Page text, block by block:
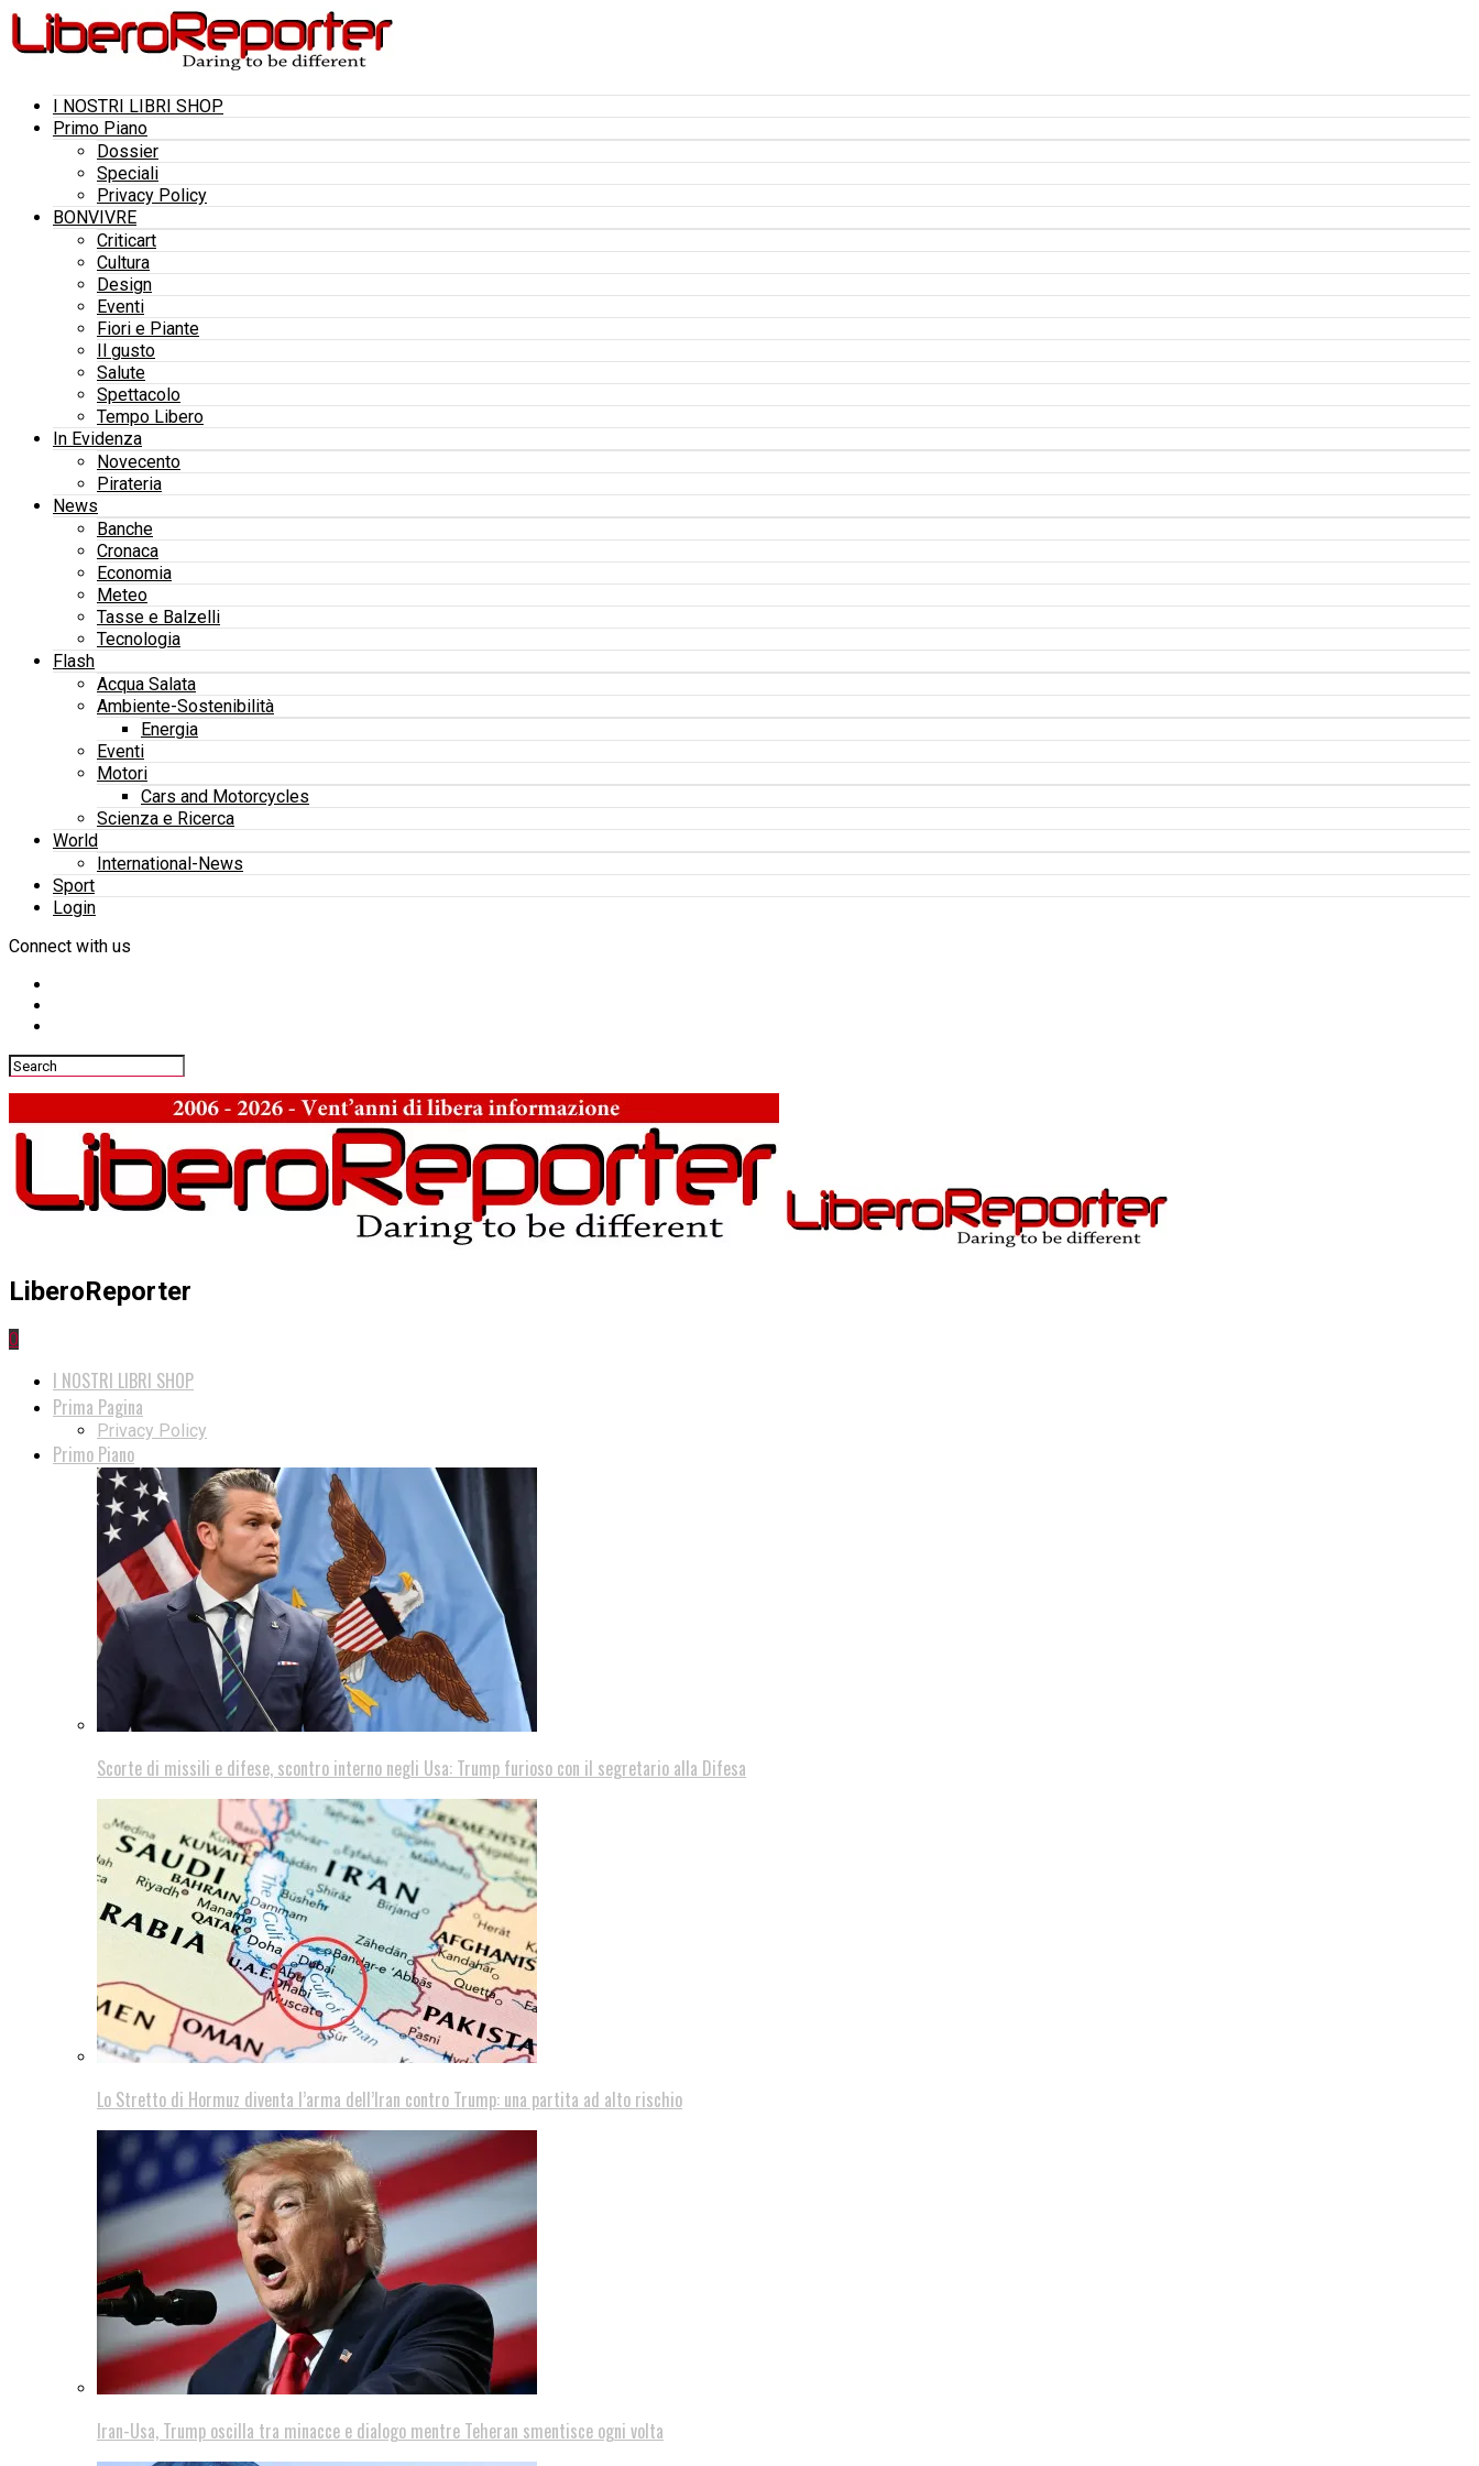
I NOSTRI LIBRI SHOP
Primo Piano
Dossier
Speciali
Privacy Policy
BONVIVRE
Criticart
Cultura
Design
Eventi
Fiori e Piante
Il gusto
Salute
Spettacolo
Tempo Libero
In Evidenza
Novecento
Pirateria
News
Banche
Cronaca
Economia
Meteo
Tasse e Balzelli
Tecnologia
Flash
Acqua Salata
Ambiente-Sostenibilità
Energia
Eventi
Motori
Cars and Motorcycles
Scienza e Ricerca
World
International-News
Sport
Login
Connect with us
LiberoReporter
0
I NOSTRI LIBRI SHOP
Prima Pagina
Privacy Policy
Primo Piano
Scorte di missili e difese, scontro interno negli Usa: Trump furioso con il segretario alla Difesa
Lo Stretto di Hormuz diventa l’arma dell’Iran contro Trump: una partita ad alto rischio
Iran-Usa, Trump oscilla tra minacce e dialogo mentre Teheran smentisce ogni volta